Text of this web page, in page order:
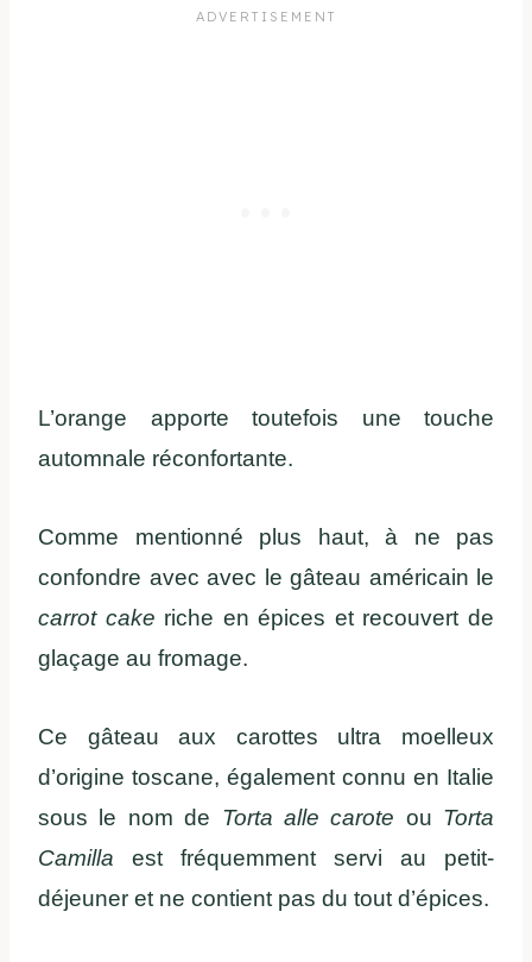
L’orange apporte toutefois une touche
automnale réconfortante.
Comme mentionné plus haut, à ne pas
confondre avec avec le gâteau américain le
carrot cake riche en épices et recouvert de
glaçage au fromage.
Ce gâteau aux carottes ultra moelleux
d’origine toscane, également connu en Italie
sous le nom de Torta alle carote ou Torta
Camilla est fréquemment servi au petit-
déjeuner et ne contient pas du tout d’épices.